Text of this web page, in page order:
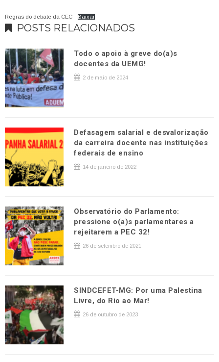
Regras do debate da CEC Baixar
POSTS RELACIONADOS
Todo o apoio à greve do(a)s
docentes da UEMG!
2 de maio de 2024
Defasagem salarial e desvalorização
da carreira docente nas instituições
federais de ensino
14 de janeiro de 2022
Observatório do Parlamento:
pressione o(a)s parlamentares a
rejeitarem a PEC 32!
26 de setembro de 2021
SINDCEFET-MG: Por uma Palestina
Livre, do Rio ao Mar!
26 de outubro de 2023